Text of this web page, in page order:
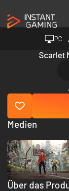
PC
Scarlet
Über das
Medien